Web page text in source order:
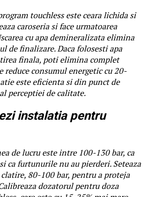
touchless este ceara lichida si
caroseria si face urmatoarea
cu apa demineralizata elimina
de finalizare. Daca folosesti apa
finala, poti elimina complet
reduce consumul energetic cu 20-
este eficienta si din punct de
perceptiei de calitate.
instalatia pentru
de lucru este intre 100-130 bar, ca
ca furtunurile nu au pierderi. Seteaza
80-100 bar, pentru a proteja
dozatorul pentru doza